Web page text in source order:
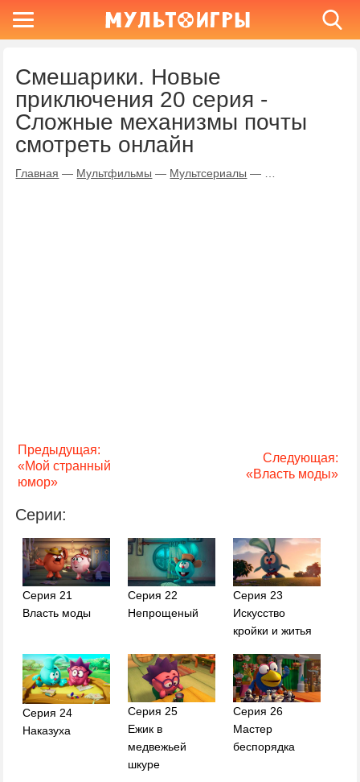
Смешарики. Новые
приключения 20 серия -
Сложные механизмы почты
смотреть онлайн
Главная — Мультфильмы — Мультсериалы —
Предыдущая:
«Мой странный
юмор»
Следующая:
«Власть моды»
Серии:
Серия 21
Власть моды
Серия 22
Непрощеный
Серия 23
Искусство
кройки и житья
Серия 24
Наказуха
Серия 25
Ежик в
медвежьей
шкуре
Серия 26
Мастер
беспорядка